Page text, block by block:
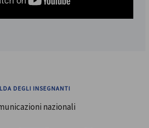
DEGLI INSEGNANTI
nazionali